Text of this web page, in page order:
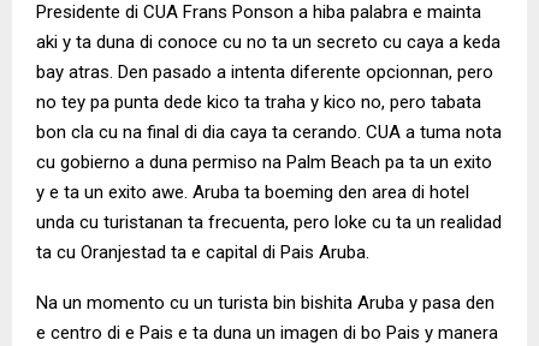
Presidente di CUA Frans Ponson a hiba palabra e mainta
aki y ta duna di conoce cu no ta un secreto cu caya a keda
bay atras. Den pasado a intenta diferente opcionnan, pero
no tey pa punta dede kico ta traha y kico no, pero tabata
bon cla cu na final di dia caya ta cerando. CUA a tuma nota
cu gobierno a duna permiso na Palm Beach pa ta un exito
y e ta un exito awe. Aruba ta boeming den area di hotel
unda cu turistanan ta frecuenta, pero loke cu ta un realidad
ta cu Oranjestad ta e capital di Pais Aruba.
Na un momento cu un turista bin bishita Aruba y pasa den
e centro di e Pais e ta duna un imagen di bo Pais y manera